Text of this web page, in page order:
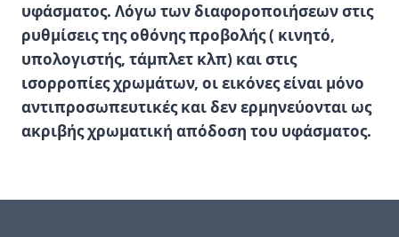
υφάσματος. Λόγω των διαφοροποιήσεων στις
ρυθμίσεις της οθόνης προβολής ( κινητό,
υπολογιστής, τάμπλετ κλπ) και στις
ισορροπίες χρωμάτων, οι εικόνες είναι μόνο
αντιπροσωπευτικές και δεν ερμηνεύονται ως
ακριβής χρωματική απόδοση του υφάσματος.